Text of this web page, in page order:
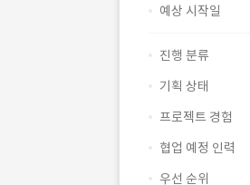
예상 시작일
진행 분류
기획 상태
프로젝트 경험
협업 예정 인력
우선 순위